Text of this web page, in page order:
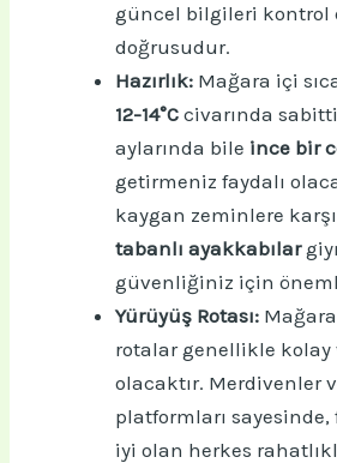
güncel bilgileri kontrol
doğrusudur.
Hazırlık: Mağara içi
12-14°C civarında
aylarında bile ince bir
getirmeniz faydalı
kaygan zeminlere karşı
tabanlı ayakkabılar
güvenliğiniz için
Yürüyüş Rotası:
rotalar genellikle kolay
olacaktır. Merdivenler
platformları
iyi olan herkes